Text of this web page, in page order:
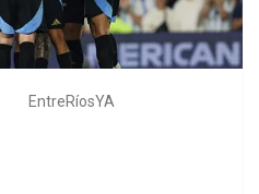
EntreRíosYA